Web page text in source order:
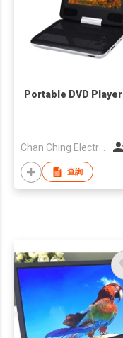
Portable DVD Player
Chan Ching Electronic Technology Co
查詢